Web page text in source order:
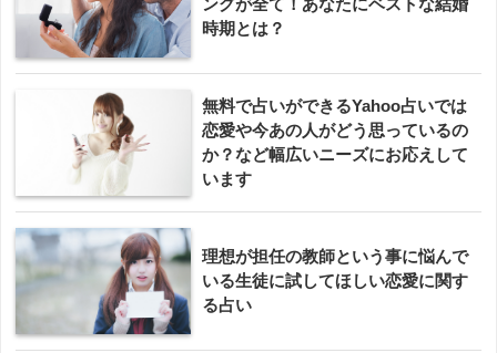
時期とは？
無料で占いができるYahoo占いでは
恋愛や今あの人がどう思っているの
か？など幅広いニーズにお応えして
います
理想が担任の教師という事に悩んで
いる生徒に試してほしい恋愛に関す
る占い